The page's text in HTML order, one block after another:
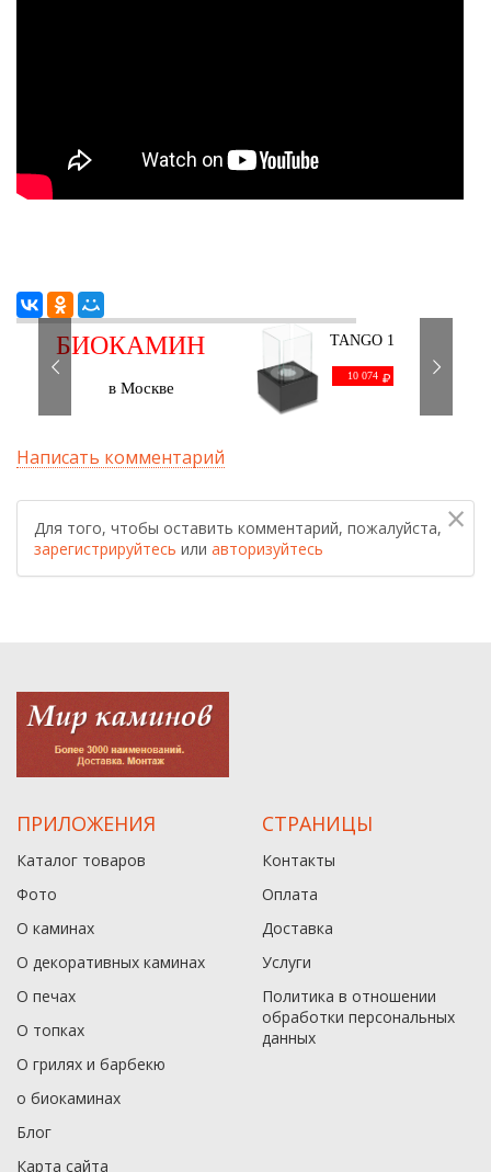
БИОКАМИН
в Москве
TANGO 1
10 074
Написать комментарий
×
Для того, чтобы оставить комментарий, пожалуйста,
зарегистрируйтесь или авторизуйтесь
ПРИЛОЖЕНИЯ
Каталог товаров
Фото
О каминах
О декоративных каминах
О печах
О топках
О грилях и барбекю
о биокаминах
Блог
Карта сайта
СТРАНИЦЫ
Контакты
Оплата
Доставка
Услуги
Политика в отношении
обработки персональных
данныx